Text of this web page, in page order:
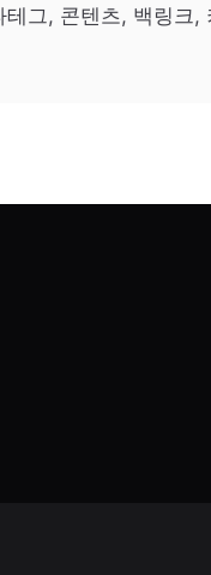
그, 콘텐츠, 백링크